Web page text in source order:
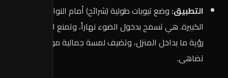
التطبيق: وضع تيوبات طولية (شرائح) أمام النوافذ الزجاجية
الكبيرة. هي تسمح بدخول الضوء نهاراً، وتمنع المارة من
رؤية ما بداخل المنزل، وتضيف لمسة جمالية مودرن لا
تضاهى.